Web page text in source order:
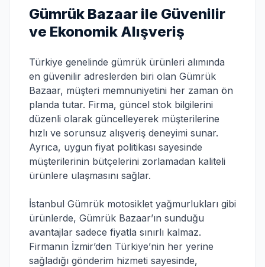
Gümrük Bazaar ile Güvenilir
ve Ekonomik Alışveriş
Türkiye genelinde gümrük ürünleri alımında
en güvenilir adreslerden biri olan Gümrük
Bazaar, müşteri memnuniyetini her zaman ön
planda tutar. Firma, güncel stok bilgilerini
düzenli olarak güncelleyerek müşterilerine
hızlı ve sorunsuz alışveriş deneyimi sunar.
Ayrıca, uygun fiyat politikası sayesinde
müşterilerinin bütçelerini zorlamadan kaliteli
ürünlere ulaşmasını sağlar.
İstanbul Gümrük motosiklet yağmurlukları gibi
ürünlerde, Gümrük Bazaar’ın sunduğu
avantajlar sadece fiyatla sınırlı kalmaz.
Firmanın İzmir’den Türkiye’nin her yerine
sağladığı gönderim hizmeti sayesinde,